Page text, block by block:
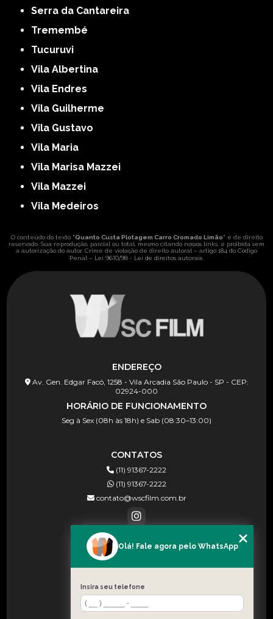
Serra da Cantareira
Tremembé
Tucuruvi
Vila Albertina
Vila Endres
Vila Guilherme
Vila Gustavo
Vila Maria
Vila Marisa Mazzei
Vila Mazzei
Vila Medeiros
O conteúdo do texto "Quanto Custa Plotagem Carro Cromado Limão" é de direito
reservado. Sua reprodução, parcial ou total, mesmo citando nossos links, é proibida sem
a autorização do autor. Crime de violação de direito autoral – artigo 184 do Código
Penal – Lei 9610/98 - Lei de direitos autorais.
ENDEREÇO
Av. Gen. Edgar Facó, 1258 - Vila Arcadia São Paulo - SP - CEP:
02924-000
HORÁRIO DE FUNCIONAMENTO
Seg à Sex (08h às 18h) e Sab (08:30–13:00)
CONTATOS
(11) 91367-2222
(11) 91367-2222
contato@wscfilm.com.br
MENU
HOME
BLOG
CONTATO
Olá! Fale agora pelo WhatsApp
Insira seu telefone